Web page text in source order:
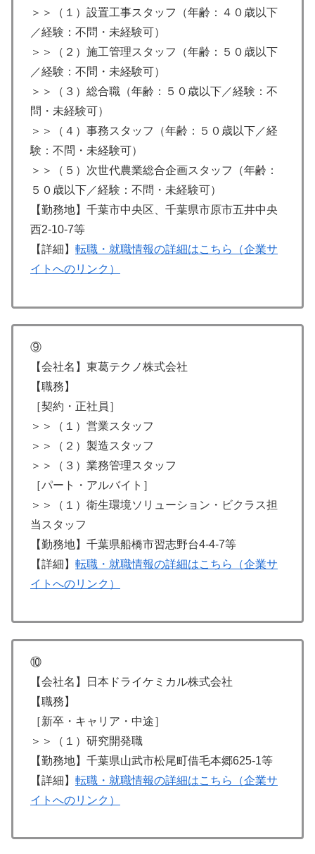
＞＞（１）設置工事スタッフ（年齢：４０歳以下
／経験：不問・未経験可）
＞＞（２）施工管理スタッフ（年齢：５０歳以下
／経験：不問・未経験可）
＞＞（３）総合職（年齢：５０歳以下／経験：不
問・未経験可）
＞＞（４）事務スタッフ（年齢：５０歳以下／経
験：不問・未経験可）
＞＞（５）次世代農業総合企画スタッフ（年齢：
５０歳以下／経験：不問・未経験可）
【勤務地】千葉市中央区、千葉県市原市五井中央
西2-10-7等
【詳細】 転職・就職情報の詳細はこちら（企業サ
イトへのリンク）
⑨
【会社名】東葛テクノ株式会社
【職務】
［契約・正社員］
＞＞（１）営業スタッフ
＞＞（２）製造スタッフ
＞＞（３）業務管理スタッフ
［パート・アルバイト］
＞＞（１）衛生環境ソリューション・ビクラス担
当スタッフ
【勤務地】千葉県船橋市習志野台4-4-7等
【詳細】 転職・就職情報の詳細はこちら（企業サ
イトへのリンク）
⑩
【会社名】日本ドライケミカル株式会社
【職務】
［新卒・キャリア・中途］
＞＞（１）研究開発職
【勤務地】千葉県山武市松尾町借毛本郷625-1等
【詳細】 転職・就職情報の詳細はこちら（企業サ
イトへのリンク）